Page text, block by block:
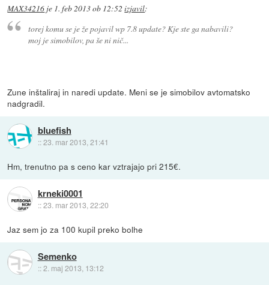
MAX34216 je 1. feb 2013 ob 12:52 izjavil:
torej komu se je že pojavil wp 7.8 update? Kje ste ga nabavili?
moj je simobilov, pa še ni nič...
Zune inštaliraj in naredi update. Meni se je simobilov avtomatsko
nadgradil.
bluefish
::23. mar 2013, 21:41
Hm, trenutno pa s ceno kar vztrajajo pri 215€.
krneki0001
::23. mar 2013, 22:20
Jaz sem jo za 100 kupil preko bolhe
Semenko
::2. maj 2013, 13:12